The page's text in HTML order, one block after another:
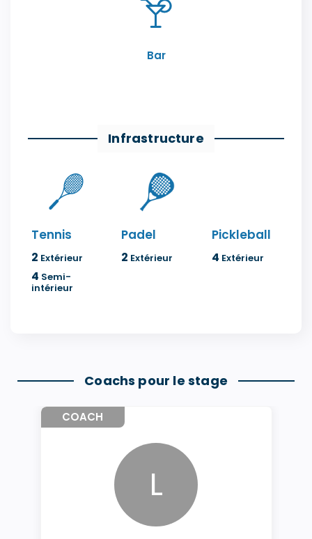
Bar
Infrastructure
Tennis
2 Extérieur
4 Semi-
intérieur
Padel
2 Extérieur
Pickleball
4 Extérieur
Coachs pour le stage
COACH
L